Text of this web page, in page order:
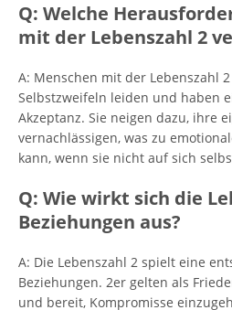
Q: Welche
mit der Lebenszahl 2
A: Menschen mit der Lebenszahl
Selbstzweifeln leiden und haben
Akzeptanz. Sie neigen dazu, ihre
vernachlässigen, was zu
kann, wenn sie nicht auf sich
Q: Wie wirkt sich die
Beziehungen aus?
A: Die Lebenszahl 2 spielt eine
Beziehungen. 2er gelten als
und bereit, Kompromisse